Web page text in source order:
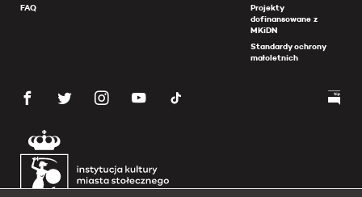
FAQ
Projekty
dofinansowane z
MKiDN
Standardy ochrony
małoletnich